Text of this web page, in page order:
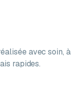
avec soin, à
rapides.